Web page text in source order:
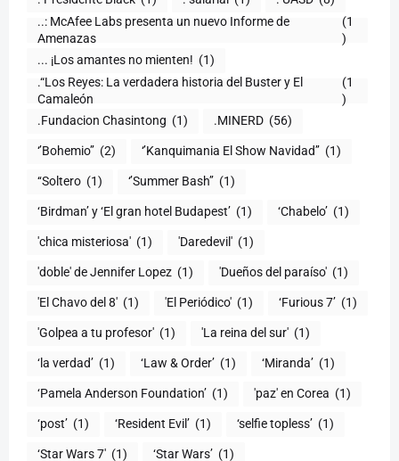
..: McAfee Labs presenta un nuevo Informe de
(1
)
... ¡Los amantes no mienten! (1)
.“Los Reyes: La verdadera historia del Buster y El
Camaleón
(1
)
.Fundacion Chasintong (1) .MINERD (56)
‘’Bohemio’’ (2) ‘’Kanquimania El Show Navidad’’ (1)
‘‘Soltero (1) ‘’Summer Bash’’ (1)
‘Birdman’ y ‘El gran hotel Budapest’ (1) ‘Chabelo’ (1)
'chica misteriosa' (1) 'Daredevil' (1)
'doble' de Jennifer Lopez (1) 'Dueños del paraíso' (1)
'El Chavo del 8' (1) 'El Periódico' (1) ‘Furious 7’ (1)
'Golpea a tu profesor' (1) 'La reina del sur' (1)
‘la verdad’ (1) ‘Law & Order’ (1) ‘Miranda’ (1)
‘Pamela Anderson Foundation’ (1) 'paz' en Corea (1)
‘post’ (1) ‘Resident Evil’ (1) ‘selfie topless’ (1)
‘Star Wars 7′ (1) ‘Star Wars’ (1)